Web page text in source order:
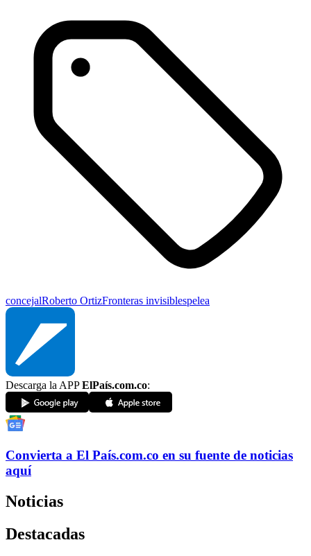
concejalRoberto OrtizFronteras invisiblespelea
Descarga la APPElPaís.com.co:
Convierta a El País.com.co en su fuente de noticias
aquí
Noticias
Destacadas